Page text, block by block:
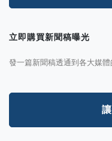
立即購買新聞稿曝光
發一篇新聞稿透通到各大媒